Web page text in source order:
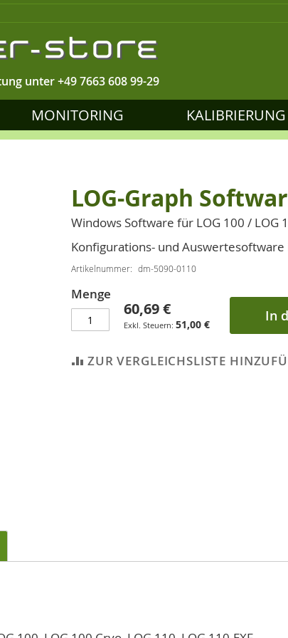
unter+49 7663 608 99-29
MONITORING KALIBRIERUNG
LOG-Graph
Windows Software für LOG 100 / LOG
Konfigurations- und
Artikelnummer dm-5090-0110
Menge
60,69 €
51,00 € In
ZUR VERGLEICHSLISTE